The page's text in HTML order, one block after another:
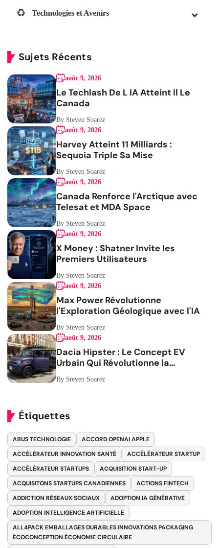
Technologies et Avenirs
Sujets Récents
août 9, 2026
Le Techlash De L IA Atteint Il Le
Canada
By Steven Soarez
août 9, 2026
Harvey Atteint 11 Milliards :
Sequoia Triple Sa Mise
By Steven Soarez
août 9, 2026
Canada Renforce l'Arctique avec
Telesat et MDA Space
By Steven Soarez
août 9, 2026
X Money : Shatner Invite les
Premiers Utilisateurs
By Steven Soarez
août 9, 2026
Max Power Révolutionne
l'Exploration Géologique avec l'IA
By Steven Soarez
août 9, 2026
Dacia Hipster : Le Concept EV
Urbain Qui Révolutionne la
By Steven Soarez
Étiquettes
ABUS TECHNOLOGIE
ACCORD OPENAI APPLE
ACCÉLÉRATEUR INNOVATION SANTÉ
ACCÉLÉRATEUR STARTUP
ACCÉLÉRATEUR STARTUPS
ACQUISITION START-UP
ACQUISITONS STARTUPS CANADIENNES
ACTIONS FINTECH
ADDICTION RÉSEAUX SOCIAUX
ADOPTION IA GÉNÉRATIVE
ADOPTION INTELLIGENCE ARTIFICIELLE
ALL4PACK EMBALLAGES DURABLES INNOVATIONS PACKAGING
ÉCOCONCEPTION ÉCONOMIE CIRCULAIRE